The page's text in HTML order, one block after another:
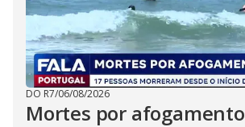
DO R7/06/08/2026
Mortes por afogamento